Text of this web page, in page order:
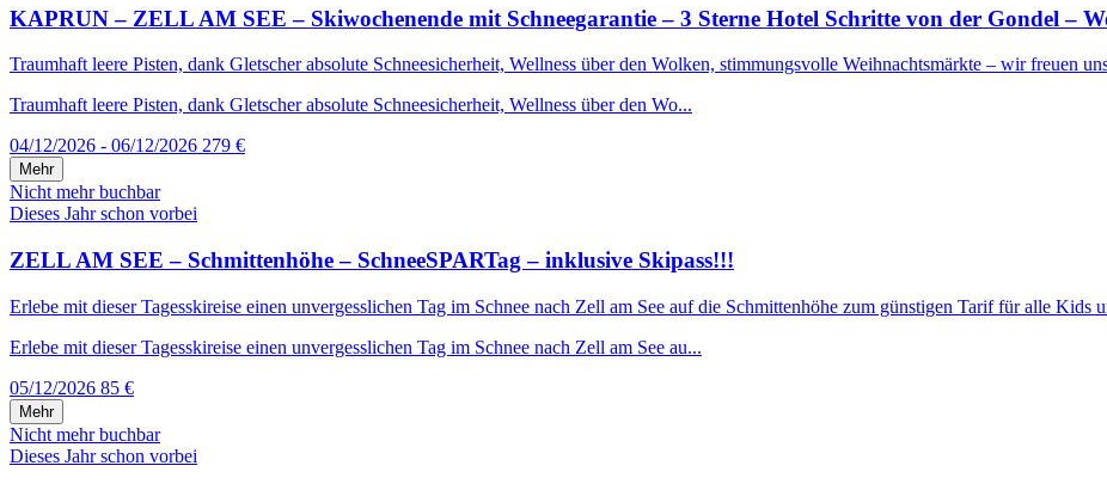
KAPRUN – ZELL AM SEE – Skiwochenende mit Schneegarantie – 3 Sterne Hotel Schritte von der Gondel –
Traumhaft leere Pisten, dank Gletscher absolute Schneesicherheit, Wellness über den Wolken, stimmungsvolle Weihnachtsmärkte – wir freuen
Traumhaft leere Pisten, dank Gletscher absolute Schneesicherheit, Wellness über den Wo...
04/12/2026 - 06/12/2026 279 €
Mehr
Nicht mehr buchbar
Dieses Jahr schon vorbei
ZELL AM SEE – Schmittenhöhe – SchneeSPARTag – inklusive Skipass!!!
Erlebe mit dieser Tagesskireise einen unvergesslichen Tag im Schnee nach Zell am See auf die Schmittenhöhe zum günstigen Tarif für alle
Erlebe mit dieser Tagesskireise einen unvergesslichen Tag im Schnee nach Zell am See au...
05/12/2026 85 €
Mehr
Nicht mehr buchbar
Dieses Jahr schon vorbei